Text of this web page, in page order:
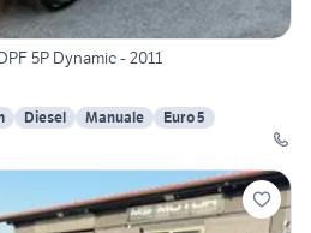
5P Dynamic - 2011
Diesel Manuale
Euro 5